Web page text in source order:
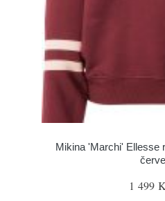
Mikina 'Marchi' Ellesse
1 499